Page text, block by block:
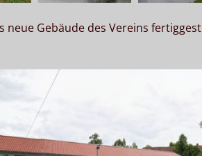
neue Gebäude des Vereins